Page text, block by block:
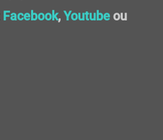
Facebook,Youtubeou